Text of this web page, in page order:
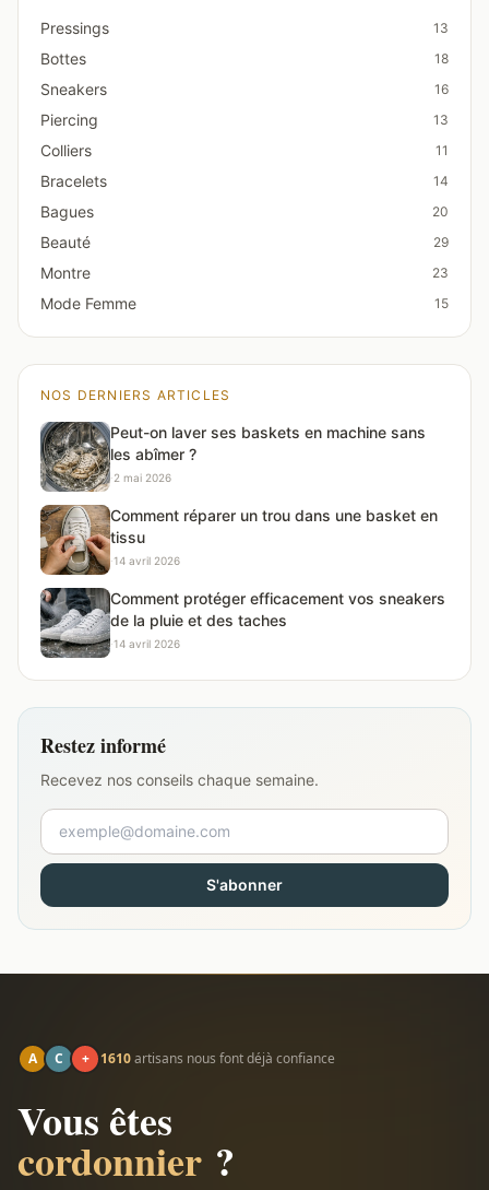
Pressings 13
Bottes 18
Sneakers 16
Piercing 13
Colliers 11
Bracelets 14
Bagues 20
Beauté 29
Montre 23
Mode Femme 15
NOS DERNIERS ARTICLES
Peut-on laver ses baskets en machine sans
les abîmer ?
·2 mai 2026
Comment réparer un trou dans une basket en
tissu
·14 avril 2026
Comment protéger efficacement vos sneakers
de la pluie et des taches
·14 avril 2026
Restez informé
Recevez nos conseils chaque semaine.
S'abonner
A C + 1610artisans nous font déjà confiance
Vous êtes
cordonnier ?